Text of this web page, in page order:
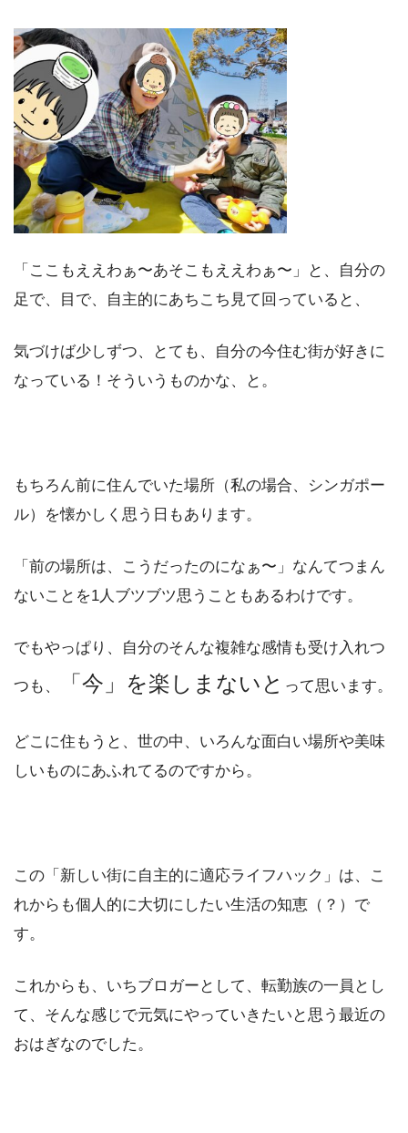
「ここもええわぁ〜あそこもええわぁ〜」と、自分の
足で、目で、自主的にあちこち見て回っていると、
気づけば少しずつ、とても、自分の今住む街が好きに
なっている！そういうものかな、と。
もちろん前に住んでいた場所（私の場合、シンガポー
ル）を懐かしく思う日もあります。
「前の場所は、こうだったのになぁ〜」なんてつまん
ないことを1人ブツブツ思うこともあるわけです。
でもやっぱり、自分のそんな複雑な感情も受け入れつ
つも、 「今」を楽しまないと って思います。
どこに住もうと、世の中、いろんな面白い場所や美味
しいものにあふれてるのですから。
この「新しい街に自主的に適応ライフハック」は、こ
れからも個人的に大切にしたい生活の知恵（？）で
す。
これからも、いちブロガーとして、転勤族の一員とし
て、そんな感じで元気にやっていきたいと思う最近の
おはぎなのでした。